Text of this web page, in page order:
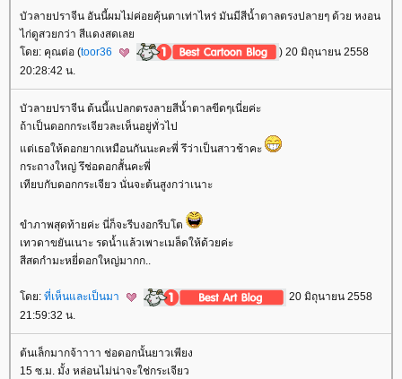
บัวลายปราจีน อันนี้ผมไม่ค่อยคุ้นตาเท่าไหร่ มันมีสีน้ำตาลตรงปลายๆ ด้วย หงอน
ไก่ดูสวยกว่า สีแดงสดเล
ดย: คุณต่อ (toor36
) 20 มิถุนายน 2558
20:28:42 น.
บัวลายปราจีน ต้นนี้แปลกตรงลายสีน้ำตาลขีดๆเนี่ยค่ะ
ถ้าเป็นดอกกระเจียวละเห็นอยู่ทั่วไป
ต่เธอให้ดอกยากเหมือนกันนะคะพี่ รึว่าเป็นสาวช้าคะ
กระถางใหญ่ รึช่อดอกสั้นคะพี่
เทียบกับดอกกระเจียว นั่นจะต้นสูงกว่าเนาะ
ขำภาพสุดท้ายค่ะ นี่ก็จะรีบงอกรีบโต
เทวดาขยันเนาะ รดน้ำแล้วเพาะเมล็ดให้ด้วยค่ะ
สีสดกำมะหยี่ดอกใหญ่มากก..
ดย: ที่เห็นและเป็นมา
20 มิถุนายน 2558
21:59:32 น.
ต้นเล็กมากจ้าาาา ช่อดอกนั้นยาวเพียง
15 ซ.ม. มั้ง หล่อนไม่น่าจะใช่กระเจียว